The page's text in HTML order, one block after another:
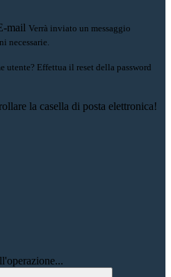
mail Verrà inviato un messaggio
necessarie.
utente? Effettua il reset della password
la casella di posta elettronica!